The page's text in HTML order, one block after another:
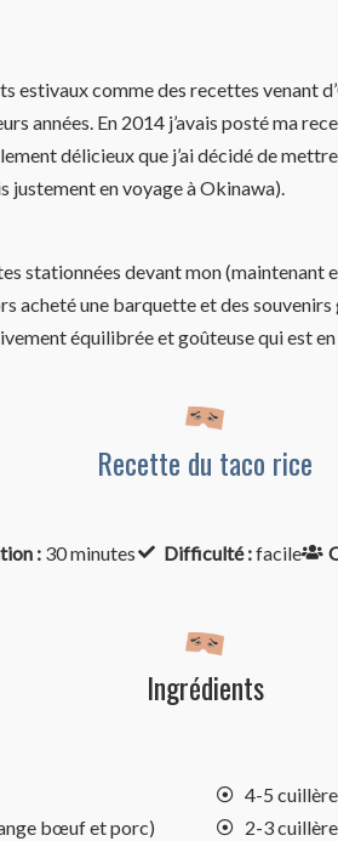
estivaux comme des recettes venant
années. En 2014 j’avais posté ma
délicieux que j’ai décidé de
justement en voyage à Okinawa).
stationnées devant mon
acheté une barquette et des
équilibrée et goûteuse qui est
Recette du taco rice
: 30 minutes Difficulté :facile
Ingrédients
bœuf et porc)
4-5
2-3